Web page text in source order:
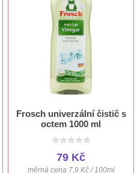
Frosch univerzální čistič s
octem 1000 ml
79 Kč
měrná cena 7,9 Kč / 100ml